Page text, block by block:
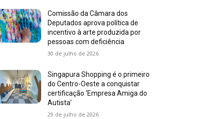
Comissão da Câmara dos
Deputados aprova política de
incentivo à arte produzida por
pessoas com deficiência
30 de julho de 2026
Singapura Shopping é o primeiro
do Centro-Oeste a conquistar
certificação ‘Empresa Amiga do
Autista’
29 de julho de 2026